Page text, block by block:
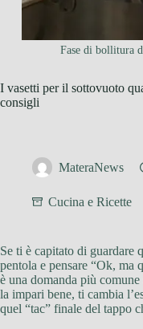
Fase di bollitura
I vasetti per il sottovuoto
consigli
MateraNews
Cucina e Ricette
Se ti è capitato di guardare
pentola e pensare “Ok, ma
è una domanda più
la impari bene, ti cambia
quel “tac” finale del tappo